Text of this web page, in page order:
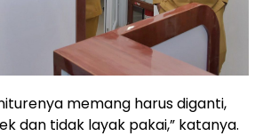
memang harus diganti,
dan tidak layak pakai,” katanya.